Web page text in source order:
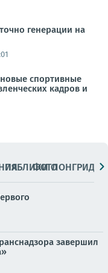
генерации на
спортивные
кадров и
ПАБЛИКИ
ФОТОЛОНГРИДЫ
завершил